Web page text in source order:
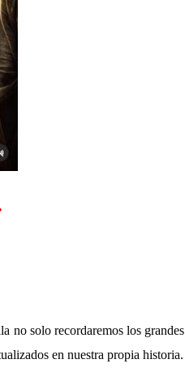
no solo recordaremos los grandes
en nuestra propia historia.